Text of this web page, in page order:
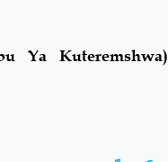
Ya Kuteremshwa)